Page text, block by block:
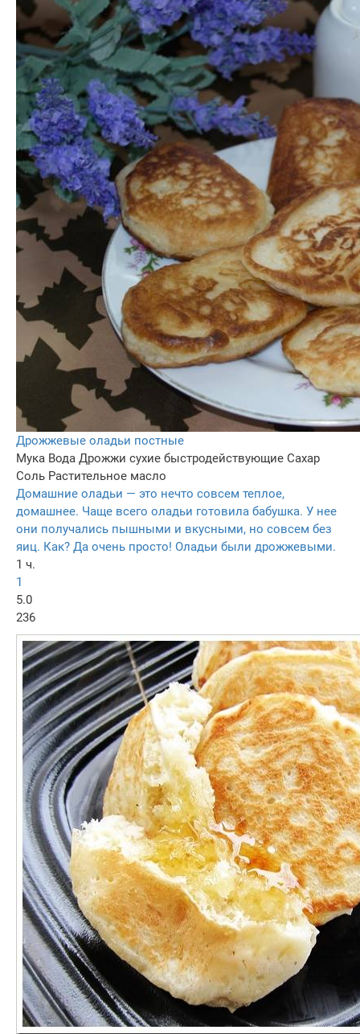
Дрожжевые оладьи постные
Мука Вода Дрожжи сухие быстродействующие Сахар
Соль Растительное масло
Домашние оладьи — это нечто совсем теплое,
домашнее. Чаще всего оладьи готовила бабушка. У нее
они получались пышными и вкусными, но совсем без
яиц. Как? Да очень просто! Оладьи были дрожжевыми.
1 ч.
1
5.0
236